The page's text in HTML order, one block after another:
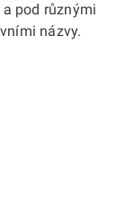
pod různými
názvy.